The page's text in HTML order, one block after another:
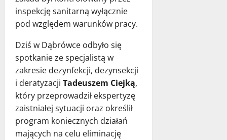
inspekcję sanitarną wyłącznie
pod względem warunków pracy.
Dziś w Dąbrówce odbyło się
spotkanie ze specjalistą w
zakresie dezynfekcji, dezynsekcji
i deratyzacji Tadeuszem Ciejką,
który przeprowadził ekspertyzę
zaistniałej sytuacji oraz określił
program koniecznych działań
mających na celu eliminację